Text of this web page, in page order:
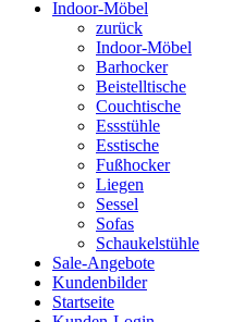
Indoor-Möbel
zurück
Indoor-Möbel
Barhocker
Beistelltische
Couchtische
Essstühle
Esstische
Fußhocker
Liegen
Sessel
Sofas
Schaukelstühle
Sale-Angebote
Kundenbilder
Startseite